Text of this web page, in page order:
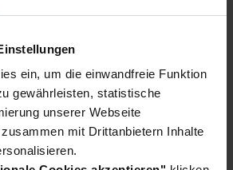
ein, um die einwandfreie Funktion
gewährleisten, statistische
unserer Webseite
mit Drittanbietern Inhalte
unsere Bewerbungs-FAQs, in
werden.
FAQs